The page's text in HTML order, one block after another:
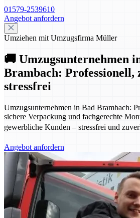
01579-2539610
Angebot anfordern
Umziehen mit Umzugsfirma Müller
🚚 Umzugsunternehmen
Brambach: Professionell,
stressfrei
Umzugsunternehmen in Bad Brambach:
sichere Verpackung und fachgerechte
gewerbliche Kunden – stressfrei und
Angebot anfordern